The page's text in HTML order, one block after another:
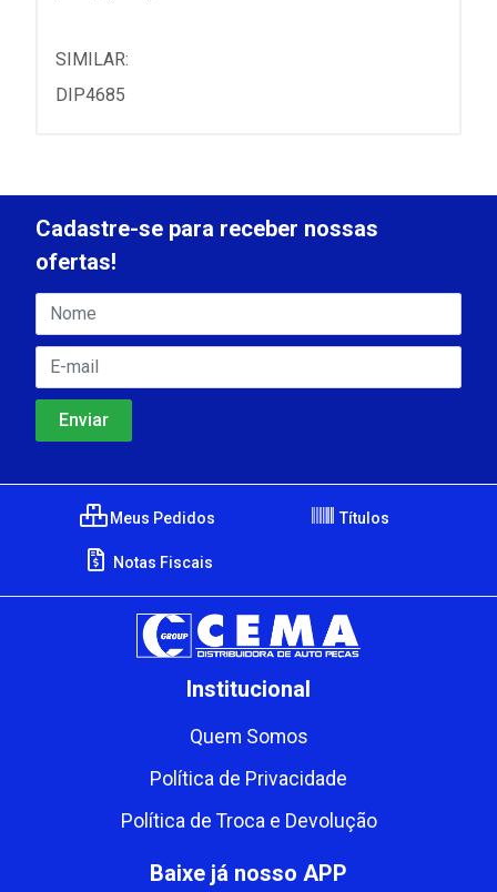
SIMILAR:
DIP4685
Cadastre-se para receber nossas
ofertas!
Meus Pedidos Títulos
Notas Fiscais
Institucional
Quem Somos
Política de Privacidade
Política de Troca e Devolução
Baixe já nosso APP